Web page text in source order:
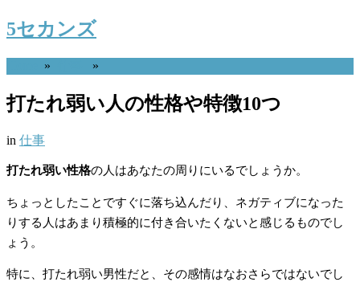
5セカンズ
» »
打たれ弱い人の性格や特徴10つ
in 仕事
打たれ弱い性格の人はあなたの周りにいるでしょうか。
ちょっとしたことですぐに落ち込んだり、ネガティブになった
りする人はあまり積極的に付き合いたくないと感じるものでし
ょう。
特に、打たれ弱い男性だと、その感情はなおさらではないでし